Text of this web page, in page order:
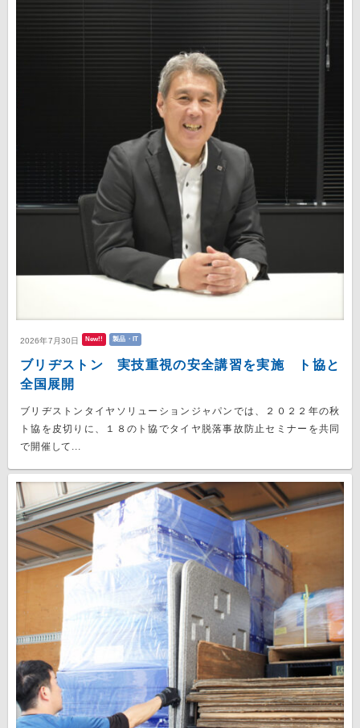
2026年7月30日 New!! 製品・IT
ブリヂストン 実技重視の安全講習を実施 ト協と
全国展開
ブリヂストンタイヤソリューションジャパンでは、２０２２年の秋
ト協を皮切りに、１８のト協でタイヤ脱落事故防止セミナーを共同
で開催して...